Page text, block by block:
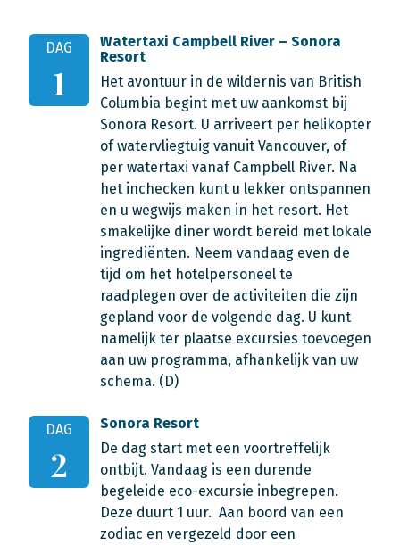
DAG
1
Watertaxi Campbell River – Sonora
Resort
Het avontuur in de wildernis van British
Columbia begint met uw aankomst bij
Sonora Resort. U arriveert per helikopter
of watervliegtuig vanuit Vancouver, of
per watertaxi vanaf Campbell River. Na
het inchecken kunt u lekker ontspannen
en u wegwijs maken in het resort. Het
smakelijke diner wordt bereid met lokale
ingrediënten. Neem vandaag even de
tijd om het hotelpersoneel te
raadplegen over de activiteiten die zijn
gepland voor de volgende dag. U kunt
namelijk ter plaatse excursies toevoegen
aan uw programma, afhankelijk van uw
schema. (D)
DAG
2
Sonora Resort
De dag start met een voortreffelijk
ontbijt. Vandaag is een durende
begeleide eco-excursie inbegrepen.
Deze duurt 1 uur. Aan boord van een
zodiac en vergezeld door een